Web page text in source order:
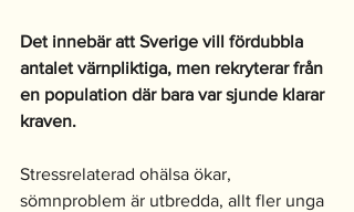
Det innebär att Sverige vill fördubbla
antalet värnpliktiga, men rekryterar från
en population där bara var sjunde klarar
kraven.
Stressrelaterad ohälsa ökar,
sömnproblem är utbredda, allt fler unga